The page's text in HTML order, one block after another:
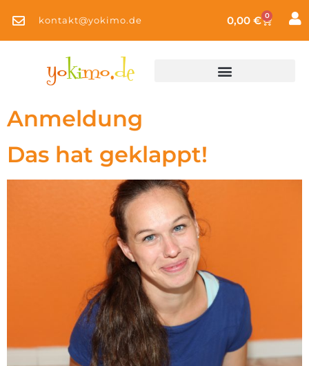
kontakt@yokimo.de 0,00 € 0
Anmeldung
Das hat geklappt!